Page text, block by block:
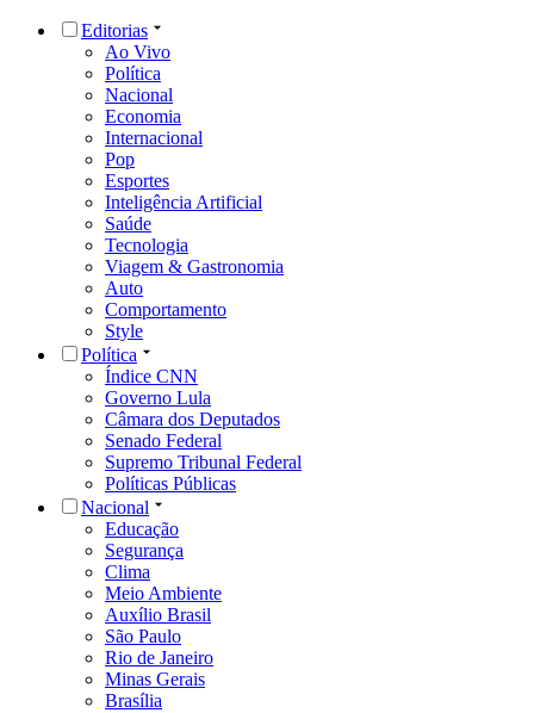
Editorias
Ao Vivo
Política
Nacional
Economia
Internacional
Pop
Esportes
Inteligência Artificial
Saúde
Tecnologia
Viagem & Gastronomia
Auto
Comportamento
Style
Política
Índice CNN
Governo Lula
Câmara dos Deputados
Senado Federal
Supremo Tribunal Federal
Políticas Públicas
Nacional
Educação
Segurança
Clima
Meio Ambiente
Auxílio Brasil
São Paulo
Rio de Janeiro
Minas Gerais
Brasília